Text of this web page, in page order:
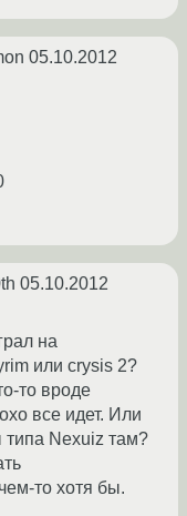
05.10.2012
05.10.2012
на
или crysis 2?
то вроде
все идет. Или
типа Nexuiz там?
то хотя бы.